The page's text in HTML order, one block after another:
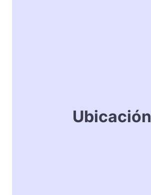
Ubicación